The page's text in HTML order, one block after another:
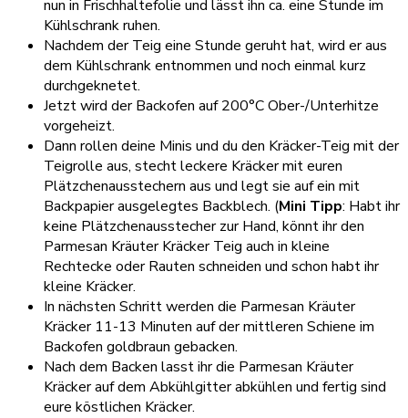
nun in Frischhaltefolie und lässt ihn ca. eine Stunde im
Kühlschrank ruhen.
Nachdem der Teig eine Stunde geruht hat, wird er aus
dem Kühlschrank entnommen und noch einmal kurz
durchgeknetet.
Jetzt wird der Backofen auf 200°C Ober-/Unterhitze
vorgeheizt.
Dann rollen deine Minis und du den Kräcker-Teig mit der
Teigrolle aus, stecht leckere Kräcker mit euren
Plätzchenausstechern aus und legt sie auf ein mit
Backpapier ausgelegtes Backblech. (Mini Tipp: Habt ihr
keine Plätzchenausstecher zur Hand, könnt ihr den
Parmesan Kräuter Kräcker Teig auch in kleine
Rechtecke oder Rauten schneiden und schon habt ihr
kleine Kräcker.
In nächsten Schritt werden die Parmesan Kräuter
Kräcker 11-13 Minuten auf der mittleren Schiene im
Backofen goldbraun gebacken.
Nach dem Backen lasst ihr die Parmesan Kräuter
Kräcker auf dem Abkühlgitter abkühlen und fertig sind
eure köstlichen Kräcker.